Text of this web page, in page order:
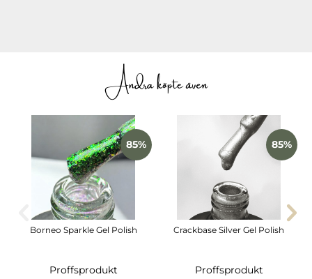
Andra köpte även
85%
Borneo Sparkle Gel Polish
Proffsprodukt
85%
Crackbase Silver Gel Polish
Proffsprodukt